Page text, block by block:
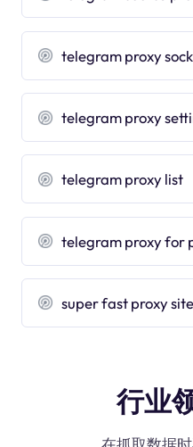
telegram proxy
telegram proxy
telegram proxy list
telegram proxy for
super fast proxy
行业